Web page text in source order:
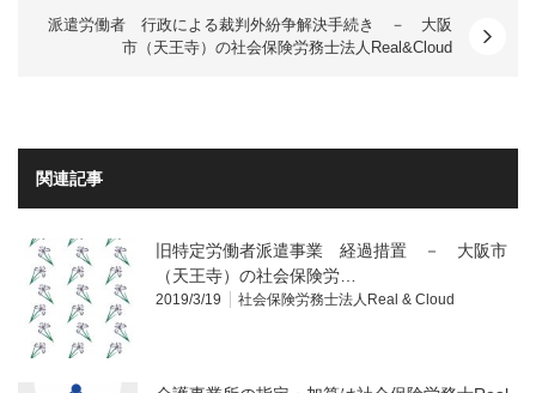
派遣労働者 行政による裁判外紛争解決手続き － 大阪
市（天王寺）の社会保険労務士法人Real&Cloud
関連記事
旧特定労働者派遣事業 経過措置 － 大阪市
（天王寺）の社会保険労…
2019/3/19 社会保険労務士法人Real & Cloud